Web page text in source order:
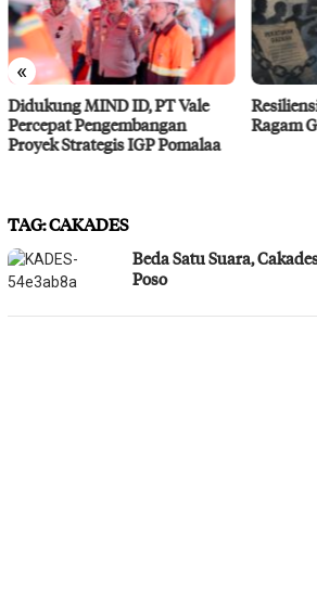
«
Resiliensi Kelompok Minoritas
Ragam Gender di Palu
IMIP
TAG:CAKADES
Beda Satu Suara,
Poso